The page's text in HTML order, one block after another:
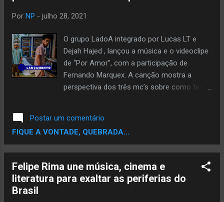
Twitter: ariclene_fialho YouTube: Ariclene
Por NP - julho 28, 2021
O grupo LadoA integrado por Lucas LT e
Dejah Hajed , lançou a música e o videoclipe
de “Por Amor”, com a participação de
Fernando Marquex. A canção mostra a
perspectiva dos três mc’s sobre como tem
tropicalismo brasileiro à black music norte-
americana, influências musicais
fundamentais para a formação desses
movimento tropicalista da década de 60, os
artistas do LadoA também misturam
Postar um comentário
FIQUE A VONTADE, QUEBRADA...
Felipe Rima une música, cinema e
literatura para exaltar as periferias do
Brasil